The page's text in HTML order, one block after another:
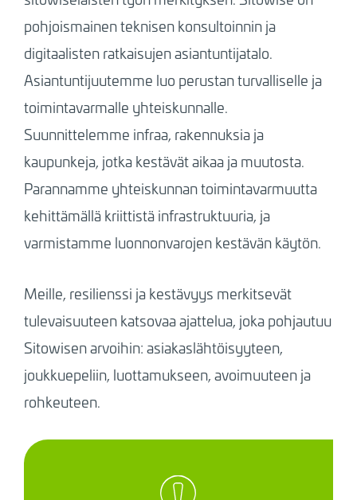
pohjoismainen teknisen konsultoinnin ja
digitaalisten ratkaisujen asiantuntijatalo.
Asiantuntijuutemme luo perustan turvalliselle ja
toimintavarmalle yhteiskunnalle.
Suunnittelemme infraa, rakennuksia ja
kaupunkeja, jotka kestävät aikaa ja muutosta.
Parannamme yhteiskunnan toimintavarmuutta
kehittämällä kriittistä infrastruktuuria, ja
varmistamme luonnonvarojen kestävän käytön.
Meille, resilienssi ja kestävyys merkitsevät
tulevaisuuteen katsovaa ajattelua, joka pohjautuu
Sitowisen arvoihin: asiakaslähtöisyyteen,
joukkuepeliin, luottamukseen, avoimuuteen ja
rohkeuteen.